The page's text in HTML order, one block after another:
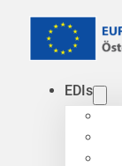
EDIs